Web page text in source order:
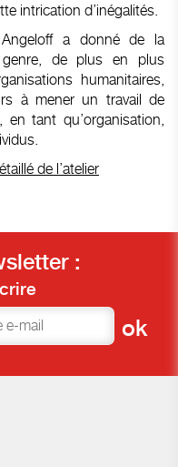
intrication d’inégalités.
a donné de la
de plus en plus
humanitaires,
à mener un travail de
en tant qu’organisation,
de l’atelier
: